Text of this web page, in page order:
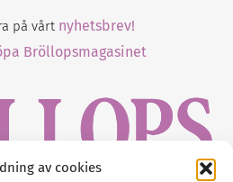
av cookies
på vårt nyhetsbrev!
Bröllopsmagasinet